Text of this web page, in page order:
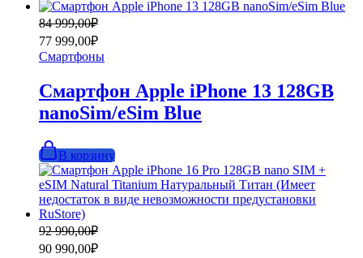
84 999,00₽
Первоначальная
цена
составляла
84
77 999,00₽
Текущая
цена:
77
999,00₽.
Смартфоны
Смартфон Apple iPhone 13 128GB
nanoSim/eSim Blue
В корзину
92 990,00₽
Первоначальная
цена
90 990,00₽
Текущая
цена: